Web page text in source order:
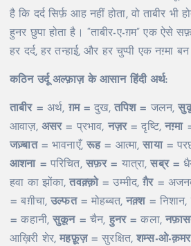
है कि दर्द सिर्फ़ आह नहीं होता, वो ताबीर
हुनर छुपा होता है। “ताबीर-ए-ग़म” एक ऐसे
हर दर्द, हर तन्हाई, और हर चुप्पी एक नग़्मा
कठिन उर्दू अल्फ़ाज़ के आसान हिंदी अर्थ:
ताबीर= अर्थ, ग़म= दुख, तपिश= जलन,
आवाज़, असर= प्रभाव, नज़र= दृष्टि, नग़्मा
जज़्बात= भावनाएँ, रूह= आत्मा,साया=
आशना= परिचित, सफ़र= यात्रा,सब्र=
हवा का झोंका,तवक़्क़ो= उम्मीद,ग़ैर=
= बग़ीचा,उल्फत= मोहब्बत,नक़्श= निशान,
= कहानी,सुकून= चैन, हुनर= कला,
आख़िरी शेर,महफ़ूज़= सुरक्षित,शम्स-ओ-क़मर